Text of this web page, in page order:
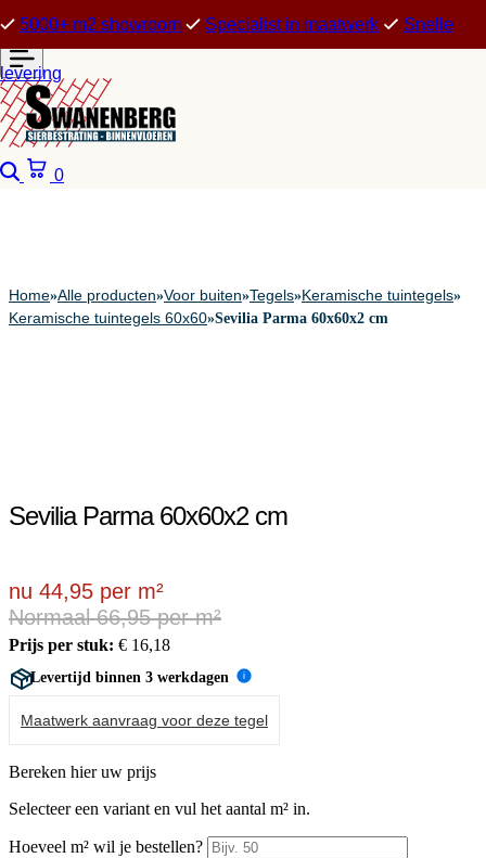
5000+ m2 showroom Specialist in maatwerk Snelle
levering
Zoeken
0
Home»Alle producten»Voor buiten»Tegels»Keramische tuintegels»
Keramische tuintegels 60x60»Sevilia Parma 60x60x2 cm
Sevilia Parma 60x60x2 cm
nu 44,95 per m²
Normaal 66,95 per m²
Prijs per stuk: € 16,18
Levertijd binnen 3 werkdagen i
Maatwerk aanvraag voor deze tegel
Bereken hier uw prijs
Selecteer een variant en vul het aantal m² in.
Hoeveel m² wil je bestellen?